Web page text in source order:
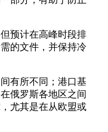
预计在高峰时段排
的文件，并保持冷
有所不同；港口基
俄罗斯各地区之间
尤其是在从欧盟或